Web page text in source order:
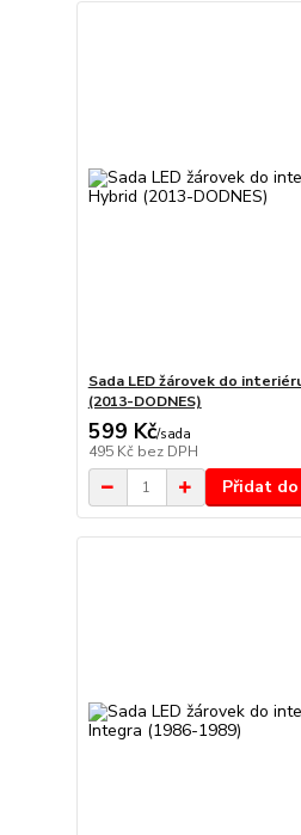
Sada LED žárovek do
(2013-DODNES)
599 Kč/sada
495 Kč bez DPH
Přidat